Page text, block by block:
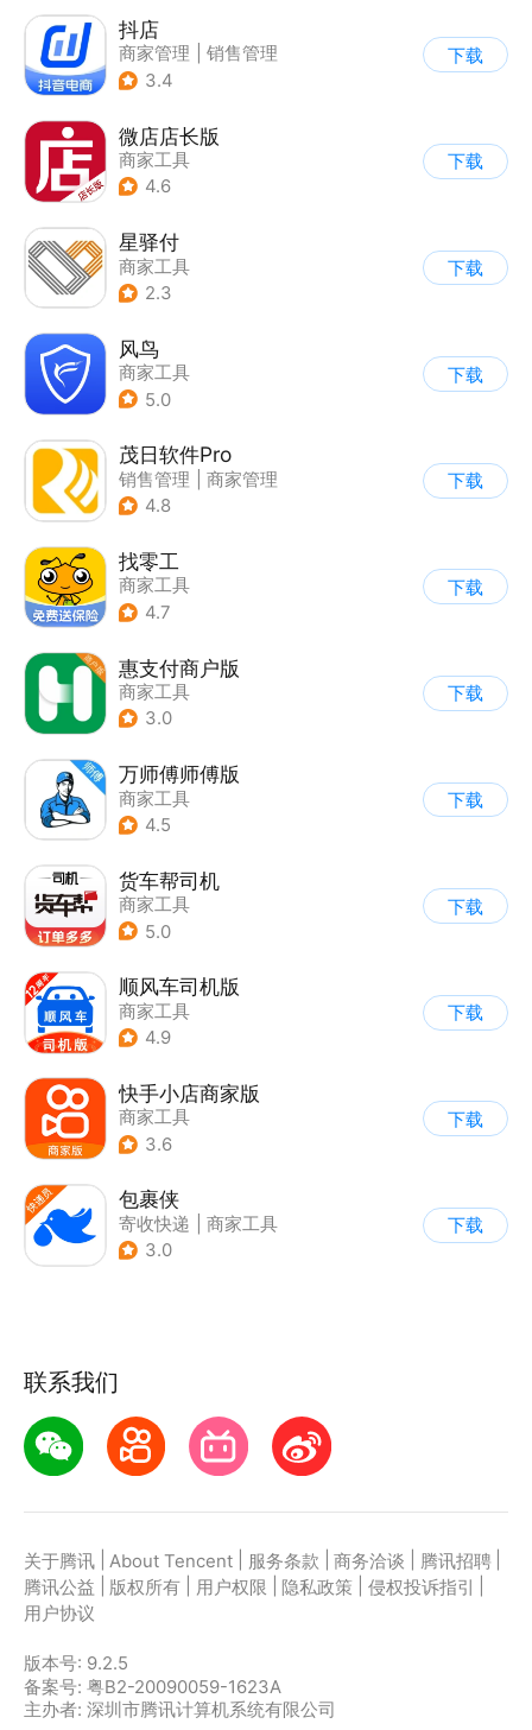
抖店
商家管理
销售管理
3.4
下载
微店店长版
商家工具
4.6
下载
星驿付
商家工具
2.3
下载
风鸟
商家工具
5.0
下载
茂日软件Pro
销售管理
商家管理
4.8
下载
找零工
商家工具
4.7
下载
惠支付商户版
商家工具
3.0
下载
万师傅师傅版
商家工具
4.5
下载
货车帮司机
商家工具
5.0
下载
顺风车司机版
商家工具
4.9
下载
快手小店商家版
商家工具
3.6
下载
包裹侠
寄收快递
商家工具
3.0
下载
联系我们
关于腾讯 About Tencent 服务条款 商务洽谈 腾讯招聘
腾讯公益
版权所有 用户权限 隐私政策 侵权投诉指引
用户协议
版本号: 9.2.5
备案号: 粤B2-20090059-1623A
主办者: 深圳市腾讯计算机系统有限公司